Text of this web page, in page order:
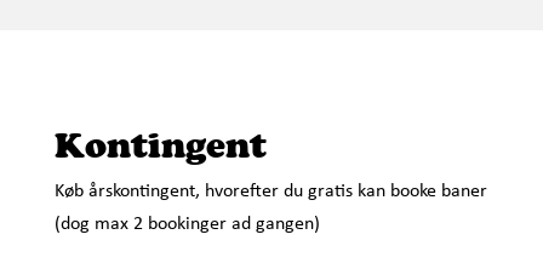
Kontingent
Køb årskontingent, hvorefter du gratis kan booke baner
(dog max 2 bookinger ad gangen)